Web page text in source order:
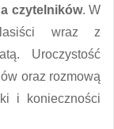
czytelników. W
wraz z
Uroczystość
oraz rozmową
i konieczności